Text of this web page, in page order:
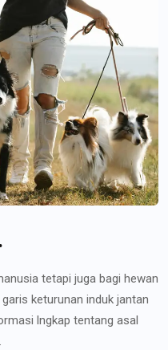
tetapi juga bagi hewan
keturunan induk jantan
lngkap tentang asal